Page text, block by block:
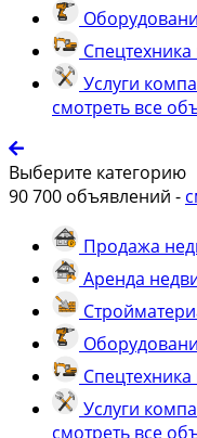
Спецтехника
Услуги
смотреть все
Выберите категорию
90 700 объявлений -
Продажа
Аренда
Спецтехника
Услуги
смотреть все